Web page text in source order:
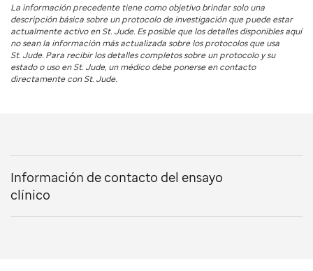
La información precedente tiene como objetivo brindar solo una
descripción básica sobre un protocolo de investigación que puede estar
actualmente activo enSt. Jude. Es posible que los detalles disponibles aquí
no sean la información más actualizada sobre los protocolos que usa
St. Jude. Para recibir los detalles completos sobre un protocolo y su
estado o uso enSt. Jude, un médico debe ponerse en contacto
directamente con St. Jude.
Información de contacto del ensayo
clínico